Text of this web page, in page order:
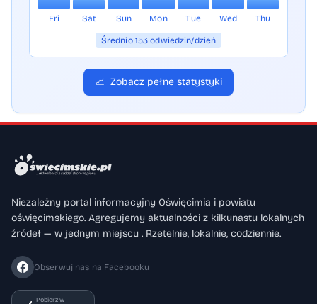
Fri Sat Sun Mon Tue Wed Thu
Średnio 153 odwiedzin/dzień
📈 Zobacz pełne statystyki
Niezależny portal informacyjny Oświęcimia i powiatu
oświęcimskiego. Agregujemy aktualności z kilkunastu lokalnych
źródeł — w jednym miejscu . Rzetelnie, lokalnie, codziennie.
Obserwuj nas na Facebooku
Pobierz w